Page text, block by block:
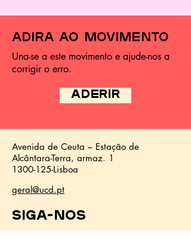
adira ao movimento
Una-se a este movimento e ajude-nos a
corrigir o erro.
ADERIR
Avenida de Ceuta – Estação de
Alcântara-Terra, armaz. 1
1300-125-Lisboa
geral@ucd.pt
Siga-nos